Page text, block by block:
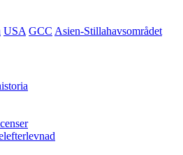
USA GCC Asien-Stillahavsområdet